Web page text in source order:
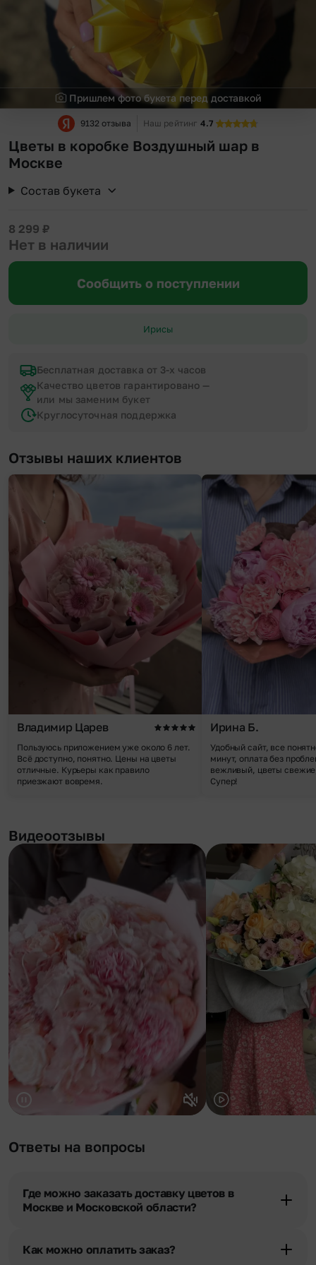
Пришлем фото букета перед доставкой
9132 отзыва Наш рейтинг 4.7
Цветы в коробке Воздушный шар в
Москве
Состав букета
8 299 ₽
Нет в наличии
Сообщить о поступлении
Ирисы
Бесплатная доставка от 3-х часов
Качество цветов гарантировано —
или мы заменим букет
Круглосуточная поддержка
Отзывы наших клиентов
Владимир Царев
Пользуюсь приложением уже около 6 лет.
Всё доступно, понятно. Цены на цветы
отличные. Курьеры как правило
приезжают вовремя.
Ирина Б.
Удобный сайт, все
минут, оплата без
вежливый, цветы
Супер!
Видеоотзывы
Ответы на вопросы
Где можно заказать доставку цветов в
Москве и Московской области?
Как можно оплатить заказ?